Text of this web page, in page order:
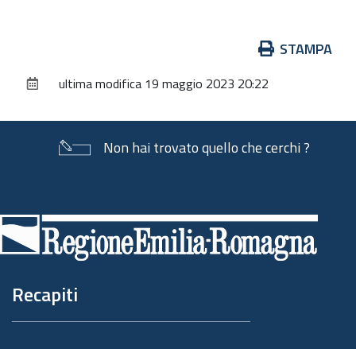
documento
STAMPA
ultima modifica 19 maggio 2023 20:22
Non hai trovato quello che cerchi ?
di
pagina
Recapiti